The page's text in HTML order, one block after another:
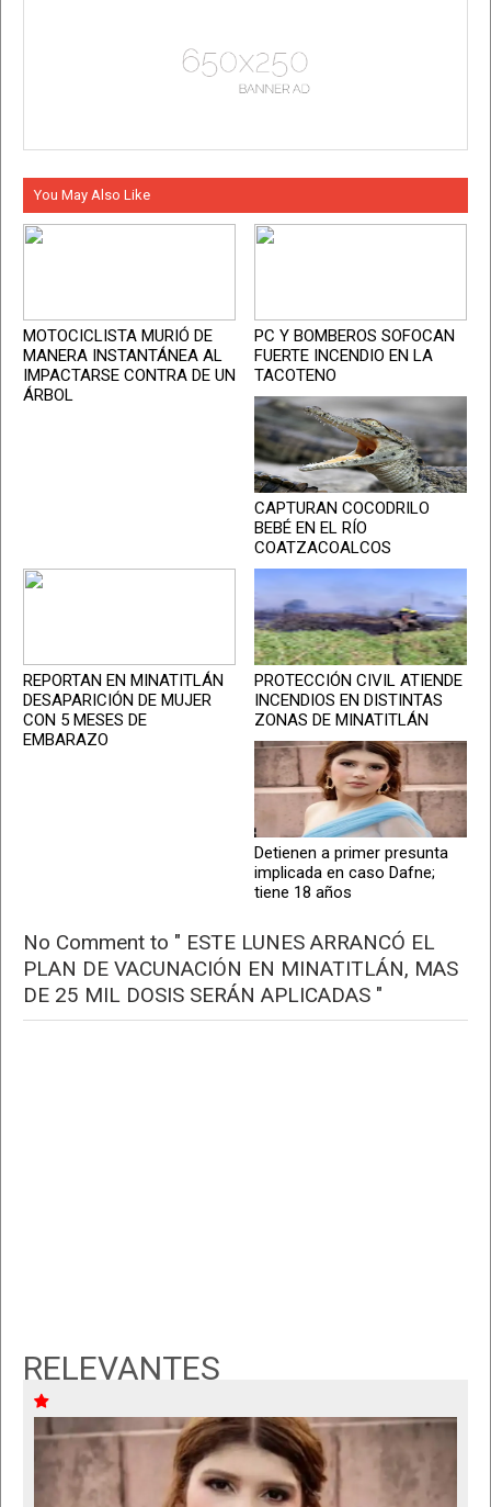
You May Also Like
MOTOCICLISTA MURIÓ DE
MANERA INSTANTÁNEA AL
IMPACTARSE CONTRA DE UN
ÁRBOL
PC Y BOMBEROS SOFOCAN
FUERTE INCENDIO EN LA
TACOTENO
CAPTURAN COCODRILO
BEBÉ EN EL RÍO
COATZACOALCOS
REPORTAN EN MINATITLÁN
DESAPARICIÓN DE MUJER
CON 5 MESES DE
EMBARAZO
PROTECCIÓN CIVIL ATIENDE
INCENDIOS EN DISTINTAS
ZONAS DE MINATITLÁN
Detienen a primer presunta
implicada en caso Dafne;
tiene 18 años
No Comment to " ESTE LUNES ARRANCÓ EL
PLAN DE VACUNACIÓN EN MINATITLÁN, MAS
DE 25 MIL DOSIS SERÁN APLICADAS "
RELEVANTES